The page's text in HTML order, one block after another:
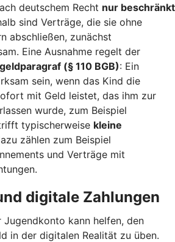
deutschem Recht nur beschränkt
sind Verträge, die sie ohne
abschließen, zunächst
Eine Ausnahme regelt der
(§ 110 BGB): Ein
sein, wenn das Kind die
mit Geld leistet, das ihm zur
wurde, zum Beispiel
typischerweise kleine
zählen zum Beispiel
und Verträge mit
digitale Zahlungen
Jugendkonto kann helfen, den
in der digitalen Realität zu üben.